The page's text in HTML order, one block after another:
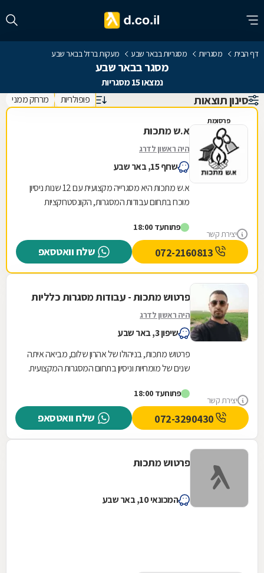
דף הבית מסגריות מסגריות בבאר שבע מעקות ברזל בבאר שבע
מסגר בבאר שבע
נמצאו 15 מסגריות
סינון תוצאות פופולריות מרחק ממני
פרסומת
יצירת קשר
א.ש מתכות
היה ראשון לדרג
שחף 15, באר שבע
א.ש מתכות היא מסגרייה מקצועית עם 12 שנות ניסיון
מוכח בתחום עבודות המסגרות, הקונסטרוקציות
והאלומיניום...
פתוחעד 18:00
שלח וואטסאפ
יצירת קשר
פרטוש מתכות - עבודות מסגרות כלליות
היה ראשון לדרג
שיפון 3, באר שבע
פרטוש מתכות, בניהולו של אהרון שלום, מביאה איתה
שנים של מומחיות וניסיון בתחום המסגרות המקצועית.
פתוחעד 18:00
שלח וואטסאפ
פרטוש מתכות
המכונאי 10, באר שבע